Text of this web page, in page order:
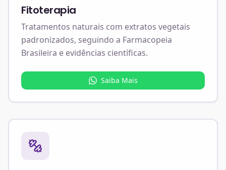
Fitoterapia
Tratamentos naturais com extratos vegetais
padronizados, seguindo a Farmacopeia
Brasileira e evidências científicas.
Saiba Mais